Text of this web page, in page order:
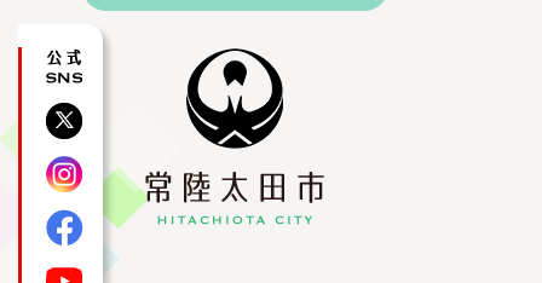
公式SNS
X
Instagram